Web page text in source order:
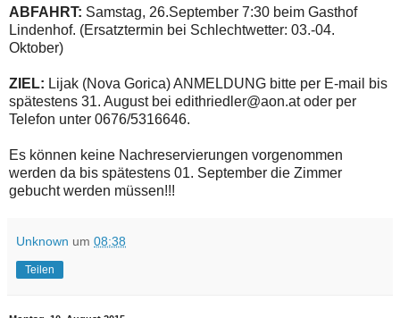
ABFAHRT: Samstag, 26.September 7:30 beim Gasthof
Lindenhof. (Ersatztermin bei Schlechtwetter: 03.-04.
Oktober)
ZIEL: Lijak (Nova Gorica) ANMELDUNG bitte per E-mail bis
spätestens 31. August bei edithriedler@aon.at oder per
Telefon unter 0676/5316646.
Es können keine Nachreservierungen vorgenommen
werden da bis spätestens 01. September die Zimmer
gebucht werden müssen!!!
Unknown um 08:38
Teilen